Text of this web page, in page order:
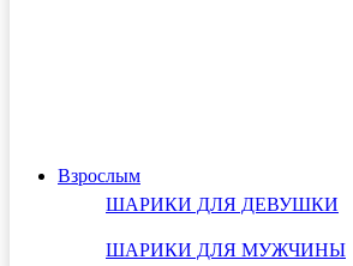
Взрослым
ШАРИКИ ДЛЯ ДЕВУШКИ
ШАРИКИ ДЛЯ МУЖЧИНЫ